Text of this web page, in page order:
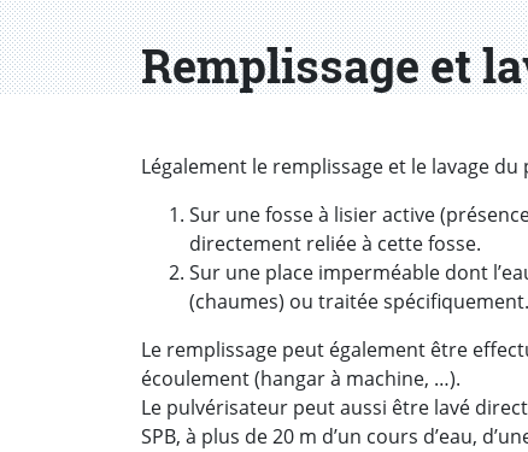
Remplissage et
Légalement le remplissage et le lavage
Sur une fosse à lisier active
directement reliée à cette fosse.
Sur une place imperméable dont
(chaumes) ou traitée spécifiquement.
Le remplissage peut également être
écoulement (hangar à machine, …).
Le pulvérisateur peut aussi être lavé
SPB, à plus de 20 m d’un cours d’eau,